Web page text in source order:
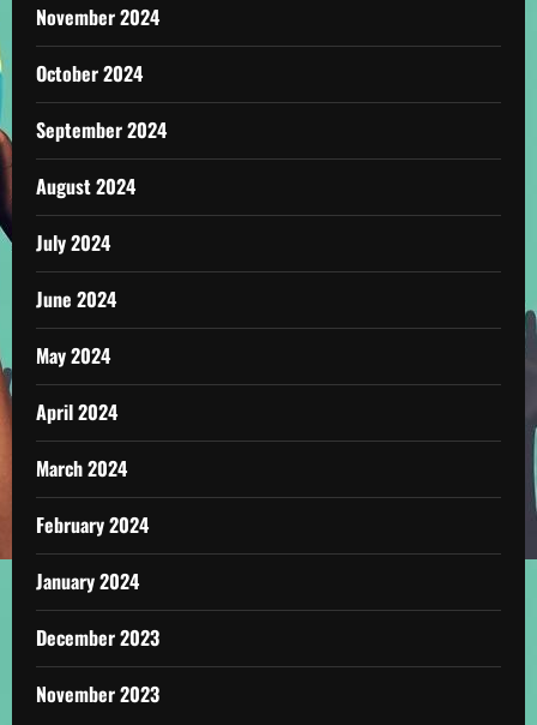
November 2024
October 2024
September 2024
August 2024
July 2024
June 2024
May 2024
April 2024
March 2024
February 2024
January 2024
December 2023
November 2023